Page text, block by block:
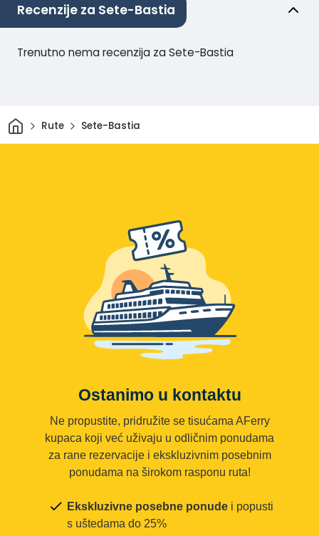
Recenzije za Sete-Bastia
Trenutno nema recenzija za Sete-Bastia
DomRute Sete-Bastia
Ostanimo u kontaktu
Ne propustite, pridružite se tisućama AFerry
kupaca koji već uživaju u odličnim ponudama
za rane rezervacije i ekskluzivnim posebnim
ponudama na širokom rasponu ruta!
Ekskluzivne posebne ponude i popusti
s uštedama do 25%